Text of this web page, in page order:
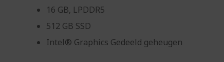
16 GB, LPDDR5
512 GB SSD
Intel® Graphics Gedeeld geheugen